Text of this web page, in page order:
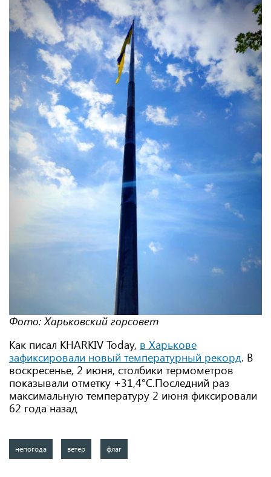
Фото: Харьковский горсовет
Как писал KHARKIV Today, в Харькове
зафиксировали новый температурный рекорд. В
воскресенье, 2 июня, столбики термометров
показывали отметку +31,4°C.Последний раз
максимальную температуру 2 июня фиксировали
62 года назад
непогода ветер флаг